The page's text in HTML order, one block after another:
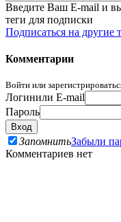
Введите Ваш E-mail и
теги для подписки
Подписаться на другие
Комментарии
Войти или
Логинили E-mail
Пароль
ЗапомнитьЗабыли
Комментариев нет